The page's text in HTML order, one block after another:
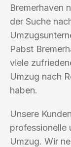
Bremerhaven
der Suche
Pabst
viele
Umzug nach
haben.
Unsere
professionelle
Umzug. Wir